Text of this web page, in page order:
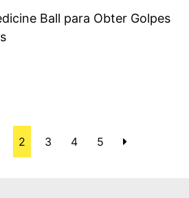
Ball para Obter Golpes
2 3 4 5